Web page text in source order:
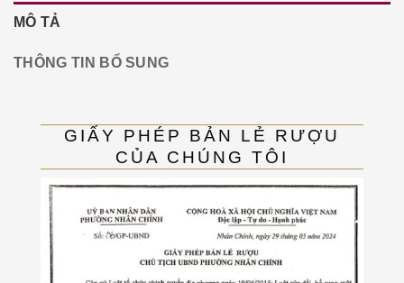
MÔ TẢ
THÔNG TIN BỔ SUNG
GIẤY PHÉP BẢN LẺ RƯỢU
CỦA CHÚNG TÔI